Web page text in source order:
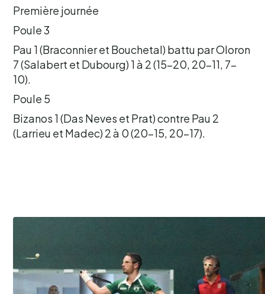
Première journée
Poule 3
Pau 1 (Braconnier et Bouchetal) battu par Oloron
7 (Salabert et Dubourg) 1 à 2 (15-20, 20-11, 7-
10).
Poule 5
Bizanos 1 (Das Neves et Prat) contre Pau 2
(Larrieu et Madec) 2 à 0 (20-15, 20-17).